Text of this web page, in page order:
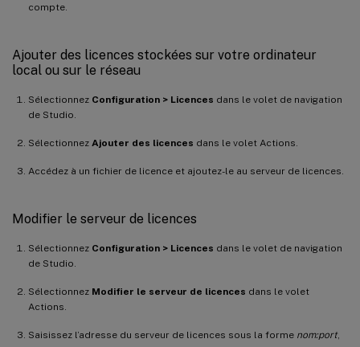
compte.
Ajouter des licences stockées sur votre ordinateur
local ou sur le réseau
Sélectionnez Configuration > Licences dans le volet de navigation
de Studio.
Sélectionnez Ajouter des licences dans le volet Actions.
Accédez à un fichier de licence et ajoutez-le au serveur de licences.
Modifier le serveur de licences
Sélectionnez Configuration > Licences dans le volet de navigation
de Studio.
Sélectionnez Modifier le serveur de licences dans le volet
Actions.
Saisissez l’adresse du serveur de licences sous la forme nom:port,